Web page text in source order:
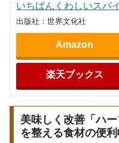
いちばんくわしいスパ
出版社：世界文化社
Amazon
楽天ブックス
美味しく改善「ハ
を整える食材の便